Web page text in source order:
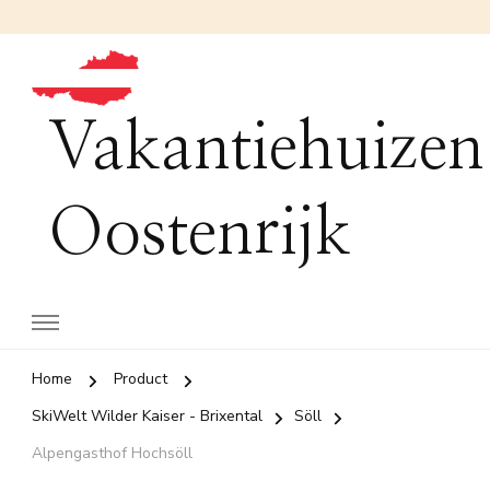
Vakantiehuizen
Oostenrijk
Home
Product
SkiWelt Wilder Kaiser - Brixental
Söll
Alpengasthof Hochsöll